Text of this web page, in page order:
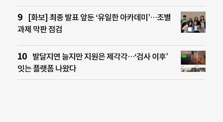
[화보] 최종 발표 앞둔 ‘유일한 아카데미’…조별
과제 막판 점검
발달지연 늘지만 지원은 제각각…‘검사 이후’
잇는 플랫폼 나왔다